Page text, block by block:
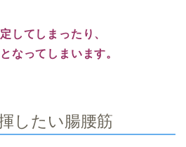
してしまったり、
なってしまいます。
したい腸腰筋